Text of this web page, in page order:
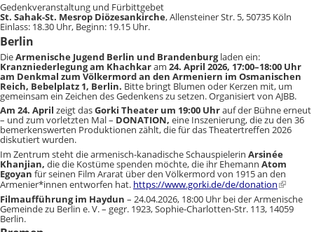
Gedenkveranstaltung und Fürbittgebet
St. Sahak-St. Mesrop Diözesankirche, Allensteiner Str. 5, 50735 Köln
Einlass: 18.30 Uhr, Beginn: 19.15 Uhr.
Berlin
DieArmenische Jugend Berlin und Brandenburgladen ein:
Kranzniederlegung am Khachkaram 24. April 2026, 17:00–18:00 Uhr
am Denkmal zum Völkermord an den Armeniern im Osmanischen
Reich, Bebelplatz 1, Berlin. Bitte bringt Blumen oder Kerzen mit, um
gemeinsam ein Zeichen des Gedenkens zu setzen. Organisiert von AJBB.
Am 24. April zeigt dasGorki Theater um 19:00 Uhrauf der Bühne erneut
– und zum vorletzten Mal – DONATION, eine Inszenierung, die zu den 36
bemerkenswerten Produktionen zählt, die für das Theatertreffen 2026
diskutiert wurden.
Im Zentrum steht die armenisch-kanadische Schauspielerin Arsinée
Khanjian, die die Kostüme spenden möchte, die ihr Ehemann Atom
Egoyan für seinen Film Ararat über den Völkermord von 1915 an den
Armenier*innen entworfen hat. https://www.gorki.de/de/donation
Filmaufführung im Haydun – 24.04.2026, 18:00 Uhr bei der Armenische
Gemeinde zu Berlin e. V. – gegr. 1923, Sophie-Charlotten-Str. 113, 14059
Berlin.